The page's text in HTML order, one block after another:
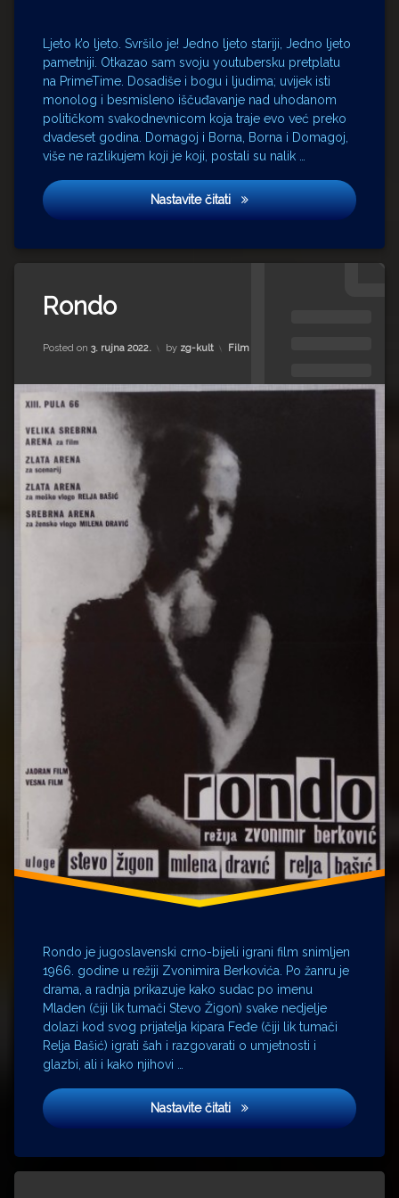
Ljeto k’o ljeto. Svršilo je! Jedno ljeto stariji, Jedno ljeto
pametniji. Otkazao sam svoju youtubersku pretplatu
na PrimeTime. Dosadiše i bogu i ljudima; uvijek isti
monolog i besmisleno iščuđavanje nad uhodanom
političkom svakodnevnicom koja traje evo već preko
dvadeset godina. Domagoj i Borna, Borna i Domagoj,
više ne razlikujem koji je koji, postali su nalik …
Nastavite čitatiJedna žena, a dva druga!
Marianne
Sommerdahl
Milena
Dravić
obavještajci
Prime
Time
Radiša
Marković
Berenson
Rondo
Posted on 3. rujna 2022.
Updated on 20. listopada 2022.
by zg-kult Kategorije:
Film
Rondo je jugoslavenski crno-bijeli igrani film snimljen
1966. godine u režiji Zvonimira Berkovića. Po žanru je
drama, a radnja prikazuje kako sudac po imenu
Mladen (čiji lik tumači Stevo Žigon) svake nedjelje
dolazi kod svog prijatelja kipara Feđe (čiji lik tumači
Relja Bašić) igrati šah i razgovarati o umjetnosti i
glazbi, ali i kako njihovi …
Nastavite čitatiRondo
Milena
Dravić
festival
Bašić
Stevo
Žigon
Zlatna
Arena
Zvonimir